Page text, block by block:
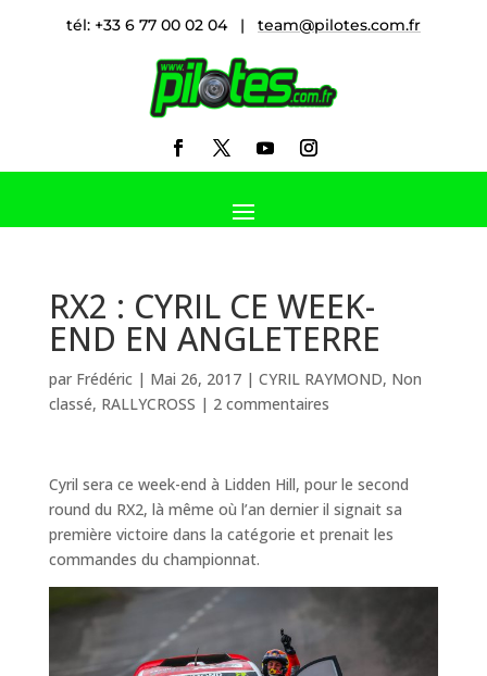
tél: +33 6 77 00 02 04 | team@pilotes.com.fr
RX2 : CYRIL CE WEEK-
END EN ANGLETERRE
par Frédéric| Mai 26, 2017| CYRIL RAYMOND, Non
classé, RALLYCROSS | 2 commentaires
Cyril sera ce week-end à Lidden Hill, pour le second
round du RX2, là même où l’an dernier il signait sa
première victoire dans la catégorie et prenait les
commandes du championnat.